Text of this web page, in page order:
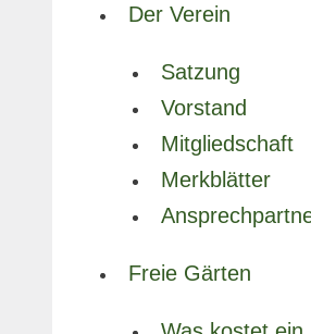
Der Verein
Satzung
Vorstand
Mitgliedschaft
Merkblätter
Freie Gärten